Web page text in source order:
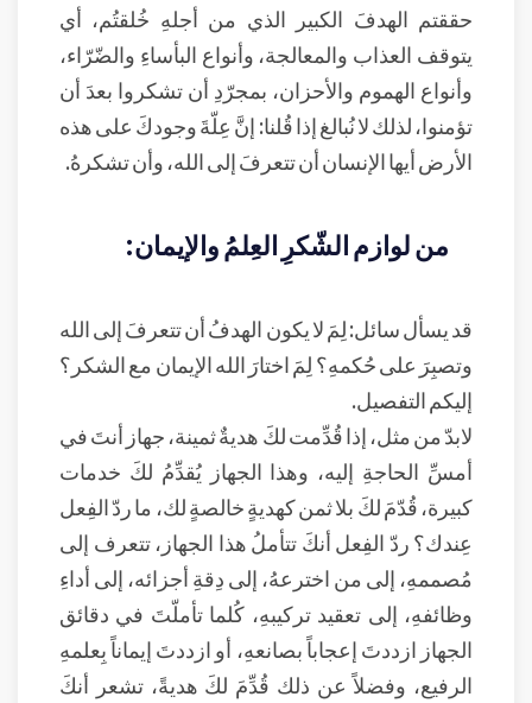
حققتم الهدفَ الكبير الذي من أجلهِ خُلقتُم، أي
يتوقف العذاب والمعالجة، وأنواع البأساءِ والضّرّاء،
وأنواع الهموم والأحزان، بمجرّدِ أن تشكروا بعدَ أن
تؤمنوا، لذلك لا نُبالغ إذا قُلنا: إنَّ عِلّةَ وجودكَ على هذه
الأرض أيها الإنسان أن تتعرفَ إلى الله، وأن تشكرهُ.
من لوازم الشّكرِ العِلمُ والإيمان:
قد يسأل سائل: لِمَ لا يكون الهدفُ أن تتعرفَ إلى الله
وتصبِرَ على حُكمهِ؟ لِمَ اختارَ الله الإيمان مع الشكر؟
إليكم التفصيل.
لابدّ من مثل، إذا قُدِّمت لكَ هديةٌ ثمينة، جهاز أنتَ في
أمسِّ الحاجةِ إليه، وهذا الجهاز يُقدِّمُ لكَ خدمات
كبيرة، قُدّمَ لكَ بلا ثمن كهديةٍ خالصةٍ لك، ما ردّ الفِعل
عِندك؟ ردّ الفِعل أنكَ تتأملُ هذا الجهاز، تتعرف إلى
مُصممهِ، إلى من اخترعهُ، إلى دِقةِ أجزائه، إلى أداءِ
وظائفهِ، إلى تعقيد تركيبهِ، كُلما تأملّتَ في دقائق
الجهاز ازددتَ إعجاباً بصانعهِ، أو ازددتَ إيماناً بِعلمهِ
الرفيع، وفضلاً عن ذلك قُدِّمَ لكَ هديةً، تشعر أنكَ